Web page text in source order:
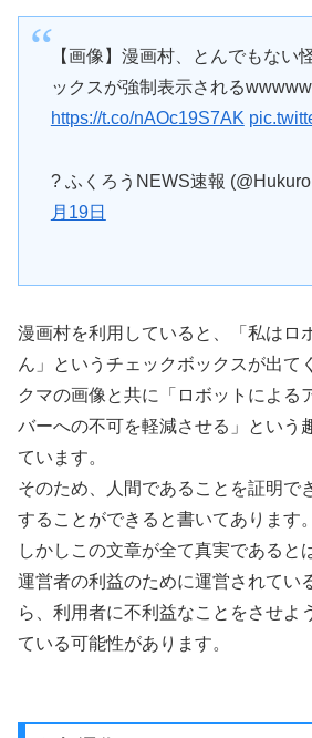
【画像】漫画村、とんでもない
ックスが強制表示される
https://t.co/nAOc19S7AK
? ふくろうNEWS速報
月19日
漫画村を利用していると、「私はロ
ん」というチェックボックスが出て
クマの画像と共に「ロボットによる
バーへの不可を軽減させる」という
ています。
そのため、人間であることを証明で
することができると書いてあります。
しかしこの文章が全て真実であると
運営者の利益のために運営されてい
ら、利用者に不利益なことをさせよ
ている可能性があります。